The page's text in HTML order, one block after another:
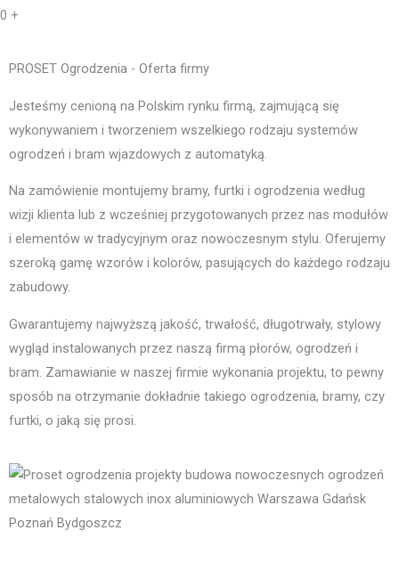
0 +
PROSET Ogrodzenia - Oferta firmy
Jesteśmy cenioną na Polskim rynku firmą, zajmującą się
wykonywaniem i tworzeniem wszelkiego rodzaju systemów
ogrodzeń i bram wjazdowych z automatyką.
Na zamówienie montujemy bramy, furtki i ogrodzenia według
wizji klienta lub z wcześniej przygotowanych przez nas modułów
i elementów w tradycyjnym oraz nowoczesnym stylu. Oferujemy
szeroką gamę wzorów i kolorów, pasujących do każdego rodzaju
zabudowy.
Gwarantujemy najwyższą jakość, trwałość, długotrwały, stylowy
wygląd instalowanych przez naszą firmą płorów, ogrodzeń i
bram. Zamawianie w naszej firmie wykonania projektu, to pewny
sposób na otrzymanie dokładnie takiego ogrodzenia, bramy, czy
furtki, o jaką się prosi.